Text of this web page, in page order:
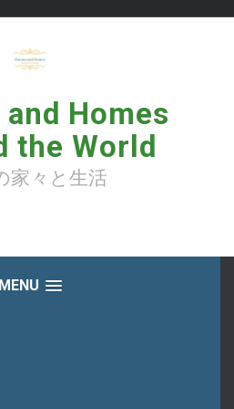
Homes
the World
家々と生活
MENU